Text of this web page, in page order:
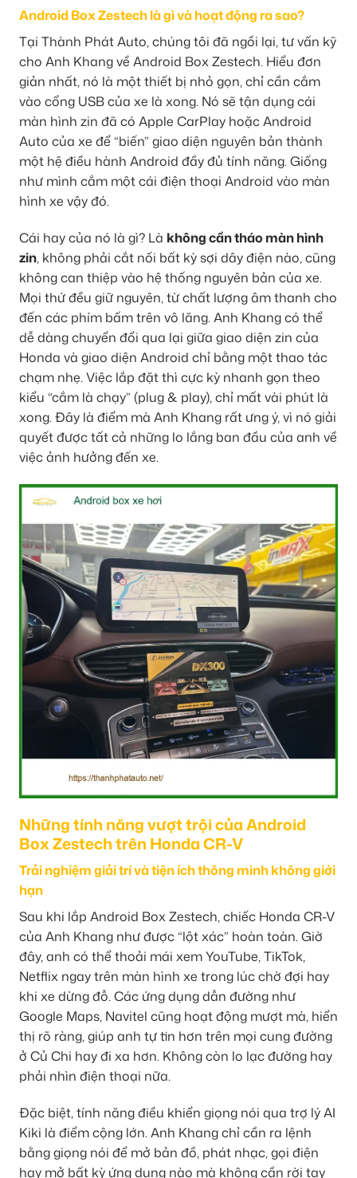
Android Box Zestech là gì và hoạt động ra sao?
Tại Thành Phát Auto, chúng tôi đã ngồi lại, tư vấn kỹ
cho Anh Khang về Android Box Zestech. Hiểu đơn
giản nhất, nó là một thiết bị nhỏ gọn, chỉ cần cắm
vào cổng USB của xe là xong. Nó sẽ tận dụng cái
màn hình zin đã có Apple CarPlay hoặc Android
Auto của xe để “biến” giao diện nguyên bản thành
một hệ điều hành Android đầy đủ tính năng. Giống
như mình cắm một cái điện thoại Android vào màn
hình xe vậy đó.
Cái hay của nó là gì? Là không cần tháo màn hình
zin, không phải cắt nối bất kỳ sợi dây điện nào, cũng
không can thiệp vào hệ thống nguyên bản của xe.
Mọi thứ đều giữ nguyên, từ chất lượng âm thanh cho
đến các phím bấm trên vô lăng. Anh Khang có thể
dễ dàng chuyển đổi qua lại giữa giao diện zin của
Honda và giao diện Android chỉ bằng một thao tác
chạm nhẹ. Việc lắp đặt thì cực kỳ nhanh gọn theo
kiểu “cắm là chạy” (plug & play), chỉ mất vài phút là
xong. Đây là điểm mà Anh Khang rất ưng ý, vì nó giải
quyết được tất cả những lo lắng ban đầu của anh về
việc ảnh hưởng đến xe.
Những tính năng vượt trội của Android
Box Zestech trên Honda CR-V
Trải nghiệm giải trí và tiện ích thông minh không giới
hạn
Sau khi lắp Android Box Zestech, chiếc Honda CR-V
của Anh Khang như được “lột xác” hoàn toàn. Giờ
đây, anh có thể thoải mái xem YouTube, TikTok,
Netflix ngay trên màn hình xe trong lúc chờ đợi hay
khi xe dừng đỗ. Các ứng dụng dẫn đường như
Google Maps, Navitel cũng hoạt động mượt mà, hiển
thị rõ ràng, giúp anh tự tin hơn trên mọi cung đường
ở Củ Chi hay đi xa hơn. Không còn lo lạc đường hay
phải nhìn điện thoại nữa.
Đặc biệt, tính năng điều khiển giọng nói qua trợ lý AI
Kiki là điểm cộng lớn. Anh Khang chỉ cần ra lệnh
bằng giọng nói để mở bản đồ, phát nhạc, gọi điện
hay mở bất kỳ ứng dụng nào mà không cần rời tay